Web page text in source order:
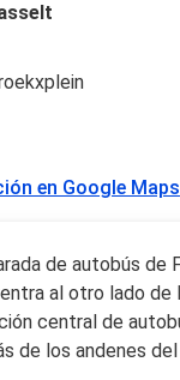
en Google Maps
de autobús de
al otro lado de
central de
de los andenes del